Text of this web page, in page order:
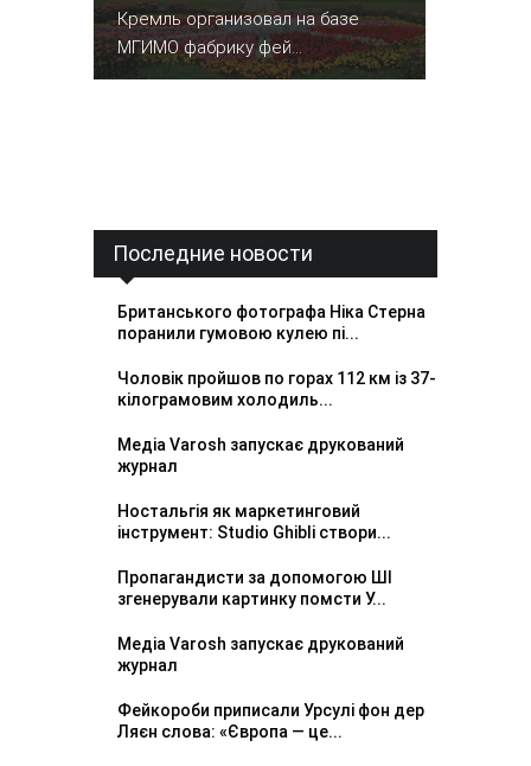
Кремль организовал на базе
МГИМО фабрику фей...
Последние новости
Британського фотографа Ніка Стерна
поранили гумовою кулею пі...
Чоловік пройшов по горах 112 км із 37-
кілограмовим холодиль...
Медіа Varosh запускає друкований
журнал
Ностальгія як маркетинговий
інструмент: Studio Ghibli створи...
Пропагандисти за допомогою ШІ
згенерували картинку помсти У...
Медіа Varosh запускає друкований
журнал
Фейкороби приписали Урсулі фон дер
Ляєн слова: «Європа — це...